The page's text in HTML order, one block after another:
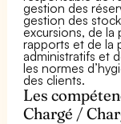
gestion des
gestion des
excursions, de
rapports et de la
administratifs et
les normes
des clients.
Les
Chargé /